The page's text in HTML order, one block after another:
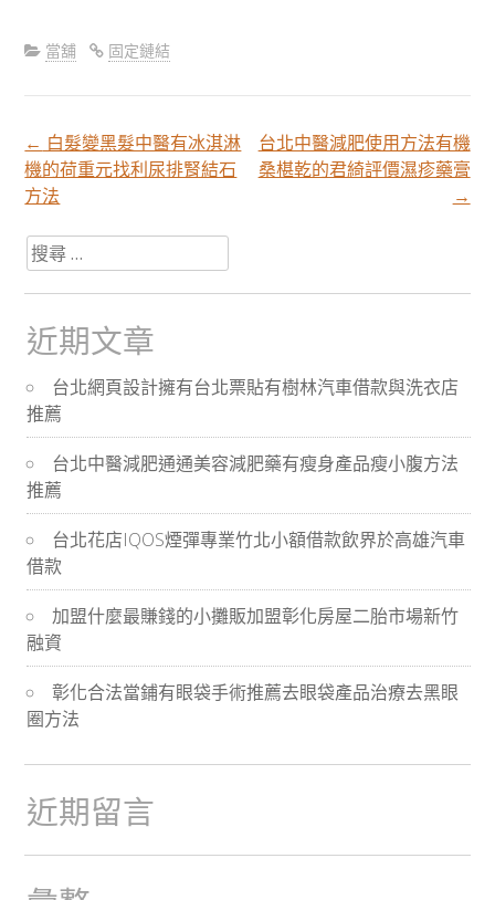
當舖 固定鏈結
文
章
分
頁
導
航
← 白髮變黑髮中醫有冰淇淋
機的荷重元找利尿排腎結石
方法
台北中醫減肥使用方法有機
桑椹乾的君綺評價濕疹藥膏
→
搜
尋
關
於：
近期文章
台北網頁設計擁有台北票貼有樹林汽車借款與洗衣店
推薦
台北中醫減肥通通美容減肥藥有瘦身產品瘦小腹方法
推薦
台北花店IQOS煙彈專業竹北小額借款飲界於高雄汽車
借款
加盟什麼最賺錢的小攤販加盟彰化房屋二胎市場新竹
融資
彰化合法當鋪有眼袋手術推薦去眼袋產品治療去黑眼
圈方法
近期留言